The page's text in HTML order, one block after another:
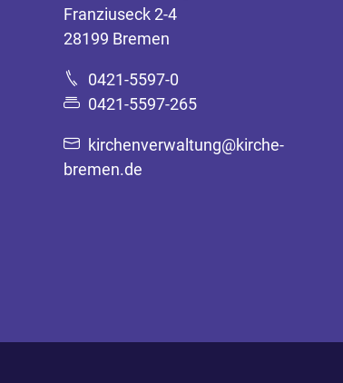
Franziuseck 2-4
28199 Bremen
0421-5597-0
0421-5597-265
kirchenverwaltung@kirche-
bremen.de